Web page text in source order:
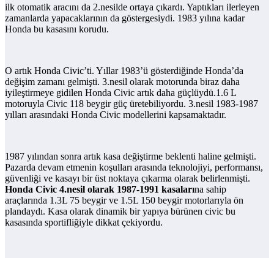
ilk otomatik aracını da 2.nesilde ortaya çıkardı. Yaptıkları ilerleyen
zamanlarda yapacaklarının da göstergesiydi. 1983 yılına kadar
Honda bu kasasını korudu.
O artık Honda Civic’ti. Yıllar 1983’ü gösterdiğinde Honda’da
değişim zamanı gelmişti. 3.nesil olarak motorunda biraz daha
iyileştirmeye gidilen Honda Civic artık daha güçlüydü.1.6 L
motoruyla Civic 118 beygir güç üretebiliyordu. 3.nesil 1983-1987
yılları arasındaki Honda Civic modellerini kapsamaktadır.
1987 yılından sonra artık kasa değiştirme beklenti haline gelmişti.
Pazarda devam etmenin koşulları arasında teknolojiyi, performansı,
güvenliği ve kasayı bir üst noktaya çıkarma olarak belirlenmişti.
Honda Civic 4.nesil olarak 1987-1991 kasalarına sahip
araçlarında 1.3L 75 beygir ve 1.5L 150 beygir motorlarıyla ön
plandaydı. Kasa olarak dinamik bir yapıya bürünen civic bu
kasasında sportifliğiyle dikkat çekiyordu.